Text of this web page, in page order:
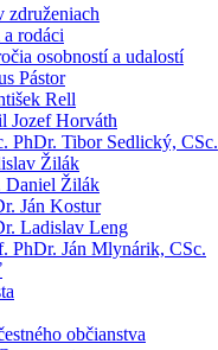
združeniach
rodáci
osobností a udalostí
Pástor
Rell
Jozef Horváth
PhDr. Tibor Sedlický, CSc.
Žilák
Daniel Žilák
Ján Kostur
Ladislav Leng
PhDr. Ján Mlynárik, CSc.
občianstva